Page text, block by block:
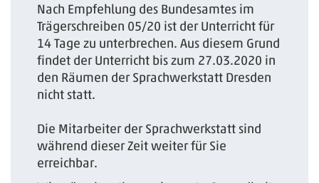
Nach Empfehlung des Bundesamtes im
Trägerschreiben 05/20 ist der Unterricht für
14 Tage zu unterbrechen. Aus diesem Grund
findet der Unterricht bis zum 27.03.2020 in
den Räumen der Sprachwerkstatt Dresden
nicht statt.
Die Mitarbeiter der Sprachwerkstatt sind
während dieser Zeit weiter für Sie
erreichbar.